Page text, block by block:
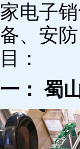
家电子
备、安
目：
一： 蜀